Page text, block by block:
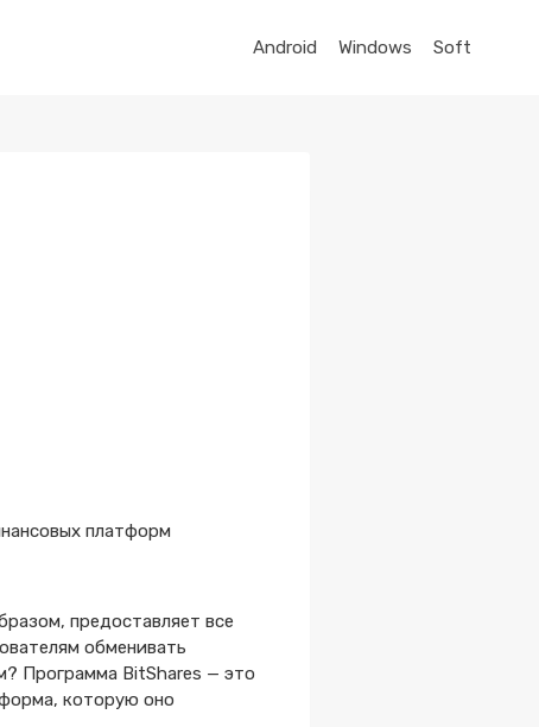
Android Windows Soft
платформ
предоставляет все
обменивать
Программа BitShares — это
которую оно